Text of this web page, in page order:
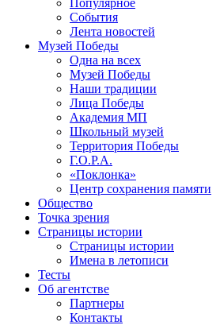
Популярное
События
Лента новостей
Музей Победы
Одна на всех
Музей Победы
Наши традиции
Лица Победы
Академия МП
Школьный музей
Территория Победы
Г.О.Р.А.
«Поклонка»
Центр сохранения памяти
Общество
Точка зрения
Страницы истории
Страницы истории
Имена в летописи
Тесты
Об агентстве
Партнеры
Контакты